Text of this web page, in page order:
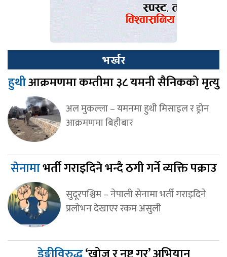
भर्खर
हुथीआक्रमणमा कम्तीमा ३८ यमनी सैनिकको मृत्यु
अल मुकल्ला – यमनमा हुथी मिसाइल र ड्रोन
आक्रमणमा बिहीबार
सेनामाभर्ती गराइदिने भन्दै ठगी गर्ने व्यक्ति पक्राउ
सुदूरपश्चिम – नेपाली सेनामा भर्ती गराइदिने
प्रलोभन देखाएर रकम असुली